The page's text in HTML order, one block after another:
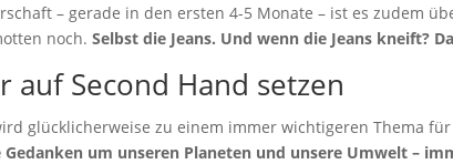
– gerade in den ersten 4-5 Monate – ist es zudem
noch. Selbst die Jeans. Und wenn die Jeans kneift?
auf Second Hand setzen
glücklicherweise zu einem immer wichtigeren Thema für
um unseren Planeten und unsere Umwelt –